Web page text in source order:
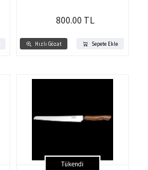
Hızlı Gözat Sepete Ekle
800.00 TL
Tükendi